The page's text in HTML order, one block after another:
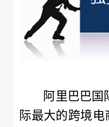
阿里巴巴国
际最大的跨境